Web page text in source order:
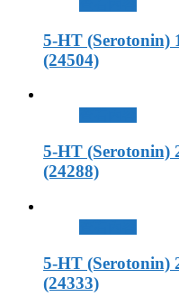
5-HT (Serotonin)
(24504)
5-HT (Serotonin)
(24288)
5-HT (Serotonin)
(24333)